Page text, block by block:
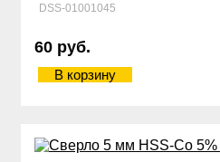
DSS-01001045
60 руб.
В корзину